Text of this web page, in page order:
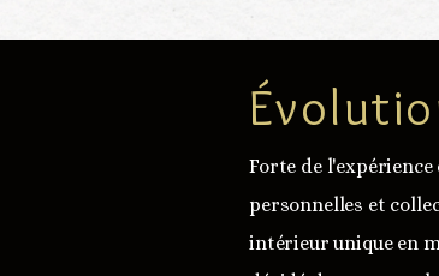
Forte de
personnelles et
intérieur unique en